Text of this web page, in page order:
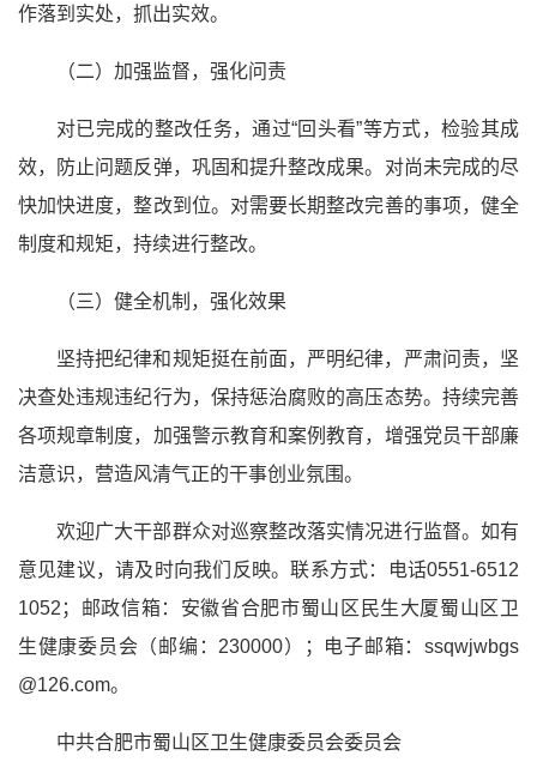
作落到实处，抓出实效。
（二）加强监督，强化问责
对已完成的整改任务，通过“回头看”等方式，检验其成
效，防止问题反弹，巩固和提升整改成果。对尚未完成的尽
快加快进度，整改到位。对需要长期整改完善的事项，健全
制度和规矩，持续进行整改。
（三）健全机制，强化效果
坚持把纪律和规矩挺在前面，严明纪律，严肃问责，坚
决查处违规违纪行为，保持惩治腐败的高压态势。持续完善
各项规章制度，加强警示教育和案例教育，增强党员干部廉
洁意识，营造风清气正的干事创业氛围。
欢迎广大干部群众对巡察整改落实情况进行监督。如有
意见建议，请及时向我们反映。联系方式：电话0551-6512
1052；邮政信箱：安徽省合肥市蜀山区民生大厦蜀山区卫
生健康委员会（邮编：230000）；电子邮箱：ssqwjwbgs
@126.com。
中共合肥市蜀山区卫生健康委员会委员会